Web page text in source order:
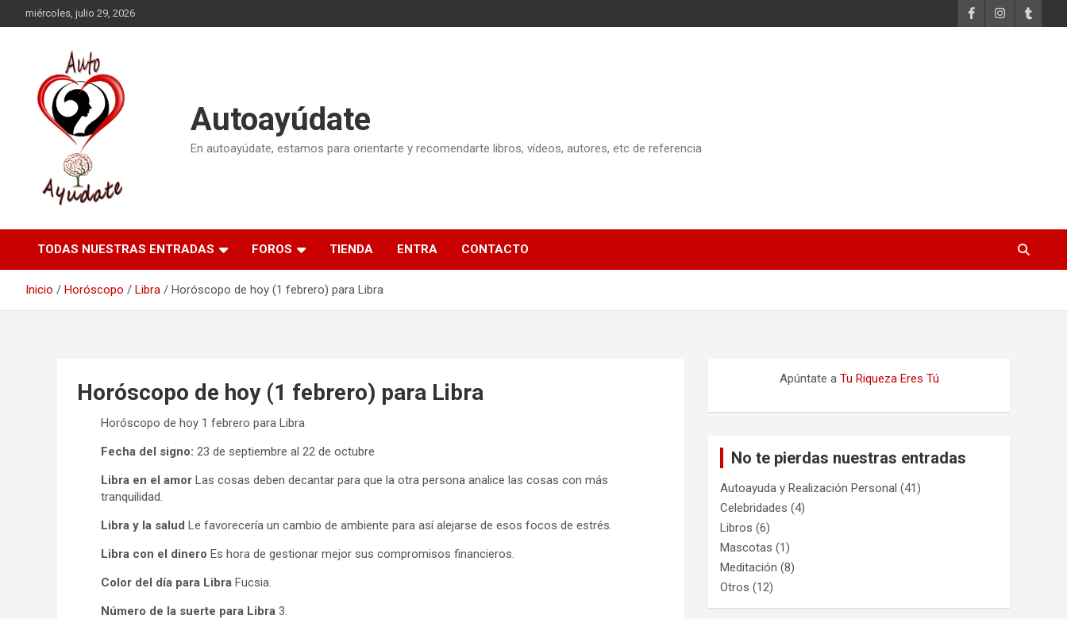
al
miércoles, julio 29, 2026
Autoayúdate
En autoayúdate, estamos para orientarte y recomendarte libros, vídeos, autores, etc de referencia
TODAS NUESTRAS ENTRADAS FOROS TIENDA ENTRA CONTACTO
Inicio Horóscopo Libra Horóscopo de hoy (1 febrero) para Libra
Horóscopo de hoy (1 febrero) para Libra
Horóscopo de hoy 1 febrero para Libra
Fecha del signo: 23 de septiembre al 22 de octubre
Libra en el amorLas cosas deben decantar para que la otra persona analice las cosas con más
tranquilidad.
Libra y la salud Le favorecería un cambio de ambiente para así alejarse de esos focos de estrés.
Libra con el dinero Es hora de gestionar mejor sus compromisos financieros.
Color del día para LibraFucsia.
Número de la suerte para Libra3.
Apúntate a Tu Riqueza Eres Tú
No te pierdas nuestras entradas
Autoayuda y Realización Personal (41)
Celebridades (4)
Libros (6)
Mascotas (1)
Meditación (8)
Otros (12)